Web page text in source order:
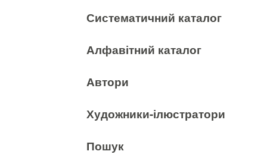
Систематичний каталог
Алфавітний каталог
Автори
Художники-ілюстратори
Пошук